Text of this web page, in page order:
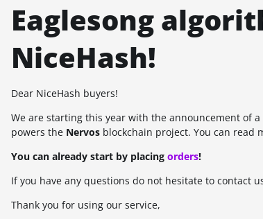
Eaglesong
NiceHash!
Dear NiceHash buyers!
We are starting this year with the announcement of
powers the Nervos blockchain project. You can read
You can already start by placing orders!
If you have any questions do not hesitate to contact
Thank you for using our service,